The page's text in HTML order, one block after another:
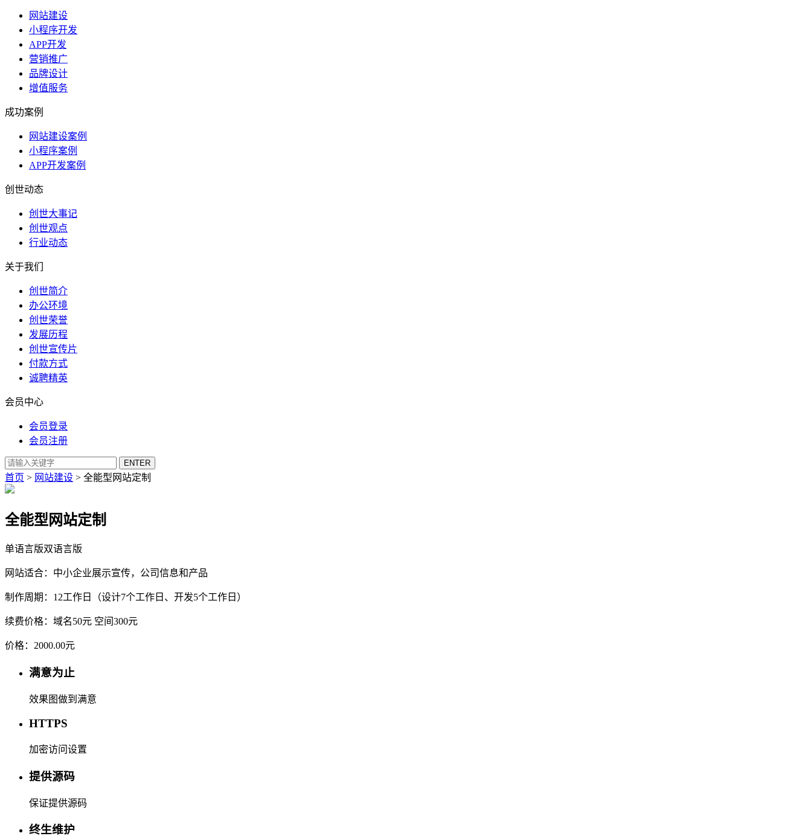
网站建设
小程序开发
APP开发
营销推广
品牌设计
增值服务
成功案例
网站建设案例
小程序案例
APP开发案例
创世动态
创世大事记
创世观点
行业动态
关于我们
创世简介
办公环境
创世荣誉
发展历程
创世宣传片
付款方式
诚聘精英
会员中心
会员登录
会员注册
首页 > 网站建设 > 全能型网站定制
全能型网站定制
单语言版双语言版
网站适合：中小企业展示宣传，公司信息和产品
制作周期：12工作日（设计7个工作日、开发5个工作日）
续费价格：域名50元 空间300元
价格： 2000.00元
满意为止
效果图做到满意
HTTPS
加密访问设置
提供源码
保证提供源码
终生维护